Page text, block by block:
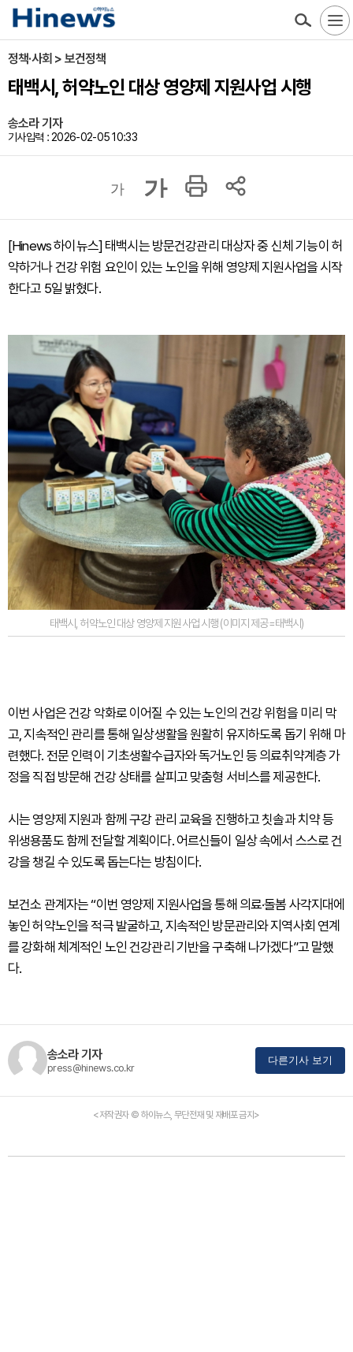
정책·사회 > 보건정책
태백시, 허약노인 대상 영양제 지원사업 시행
송소라 기자
기사입력 : 2026-02-05 10:33
가 가
[Hinews 하이뉴스] 태백시는 방문건강관리 대상자 중 신체 기능이 허
약하거나 건강 위험 요인이 있는 노인을 위해 영양제 지원사업을 시작
한다고 5일 밝혔다.
태백시, 허약노인 대상 영양제 지원사업 시행 (이미지 제공=태백시)
이번 사업은 건강 악화로 이어질 수 있는 노인의 건강 위험을 미리 막
고, 지속적인 관리를 통해 일상생활을 원활히 유지하도록 돕기 위해 마
련했다. 전문 인력이 기초생활수급자와 독거노인 등 의료취약계층 가
정을 직접 방문해 건강 상태를 살피고 맞춤형 서비스를 제공한다.
시는 영양제 지원과 함께 구강 관리 교육을 진행하고 칫솔과 치약 등
위생용품도 함께 전달할 계획이다. 어르신들이 일상 속에서 스스로 건
강을 챙길 수 있도록 돕는다는 방침이다.
보건소 관계자는 “이번 영양제 지원사업을 통해 의료·돌봄 사각지대에
놓인 허약노인을 적극 발굴하고, 지속적인 방문관리와 지역사회 연계
를 강화해 체계적인 노인 건강관리 기반을 구축해 나가겠다”고 말했
다.
송소라 기자
press@hinews.co.kr
다른기사 보기
<저작권자 © 하이뉴스, 무단전재 및 재배포 금지>